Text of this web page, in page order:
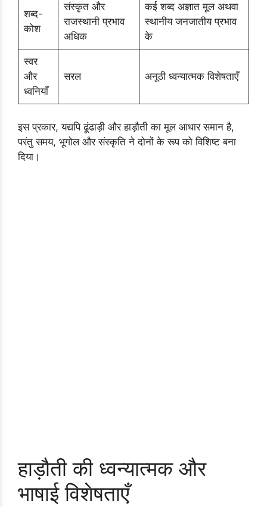
शब्द-
कोश
संस्कृत और
राजस्थानी प्रभाव
अधिक
कई शब्द अज्ञात मूल अथवा
स्थानीय जनजातीय प्रभाव
के
स्वर
और
ध्वनियाँ
सरल अनूठी ध्वन्यात्मक विशेषताएँ
इस प्रकार, यद्यपि ढूंढाड़ी और हाड़ौती का मूल आधार समान है,
परंतु समय, भूगोल और संस्कृति ने दोनों के रूप को विशिष्ट बना
दिया।
हाड़ौती की ध्वन्यात्मक और
भाषाई विशेषताएँ